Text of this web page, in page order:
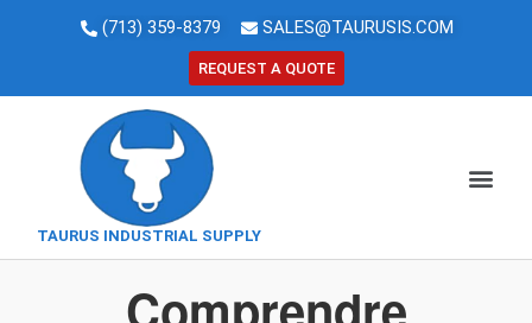
(713) 359-8379 SALES@TAURUSIS.COM
REQUEST A QUOTE
TAURUS INDUSTRIAL SUPPLY